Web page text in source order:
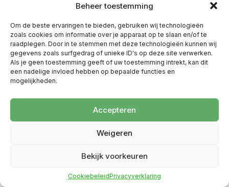
Beheer toestemming
Om de beste ervaringen te bieden, gebruiken wij technologieën
zoals cookies om informatie over je apparaat op te slaan en/of te
raadplegen. Door in te stemmen met deze technologieën kunnen wij
gegevens zoals surfgedrag of unieke ID's op deze site verwerken.
Als je geen toestemming geeft of uw toestemming intrekt, kan dit
een nadelige invloed hebben op bepaalde functies en
mogelijkheden.
Accepteren
Weigeren
Bekijk voorkeuren
CookiebeleidPrivacyverklaring